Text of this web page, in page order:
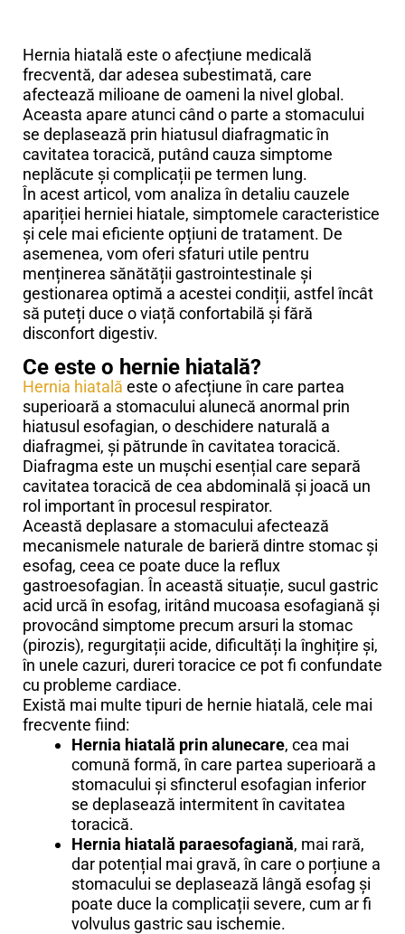
Hernia hiatală este o afecțiune medicală
frecventă, dar adesea subestimată, care
afectează milioane de oameni la nivel global.
Aceasta apare atunci când o parte a stomacului
se deplasează prin hiatusul diafragmatic în
cavitatea toracică, putând cauza simptome
neplăcute și complicații pe termen lung.
În acest articol, vom analiza în detaliu cauzele
apariției herniei hiatale, simptomele caracteristice
și cele mai eficiente opțiuni de tratament. De
asemenea, vom oferi sfaturi utile pentru
menținerea sănătății gastrointestinale și
gestionarea optimă a acestei condiții, astfel încât
să puteți duce o viață confortabilă și fără
disconfort digestiv.
Ce este o hernie hiatală?
Hernia hiatală este o afecțiune în care partea
superioară a stomacului alunecă anormal prin
hiatusul esofagian, o deschidere naturală a
diafragmei, și pătrunde în cavitatea toracică.
Diafragma este un mușchi esențial care separă
cavitatea toracică de cea abdominală și joacă un
rol important în procesul respirator.
Această deplasare a stomacului afectează
mecanismele naturale de barieră dintre stomac și
esofag, ceea ce poate duce la reflux
gastroesofagian. În această situație, sucul gastric
acid urcă în esofag, iritând mucoasa esofagiană și
provocând simptome precum arsuri la stomac
(pirozis), regurgitații acide, dificultăți la înghițire și,
în unele cazuri, dureri toracice ce pot fi confundate
cu probleme cardiace.
Există mai multe tipuri de hernie hiatală, cele mai
frecvente fiind:
Hernia hiatală prin alunecare, cea mai
comună formă, în care partea superioară a
stomacului și sfincterul esofagian inferior
se deplasează intermitent în cavitatea
toracică.
Hernia hiatală paraesofagiană, mai rară,
dar potențial mai gravă, în care o porțiune a
stomacului se deplasează lângă esofag și
poate duce la complicații severe, cum ar fi
volvulus gastric sau ischemie.